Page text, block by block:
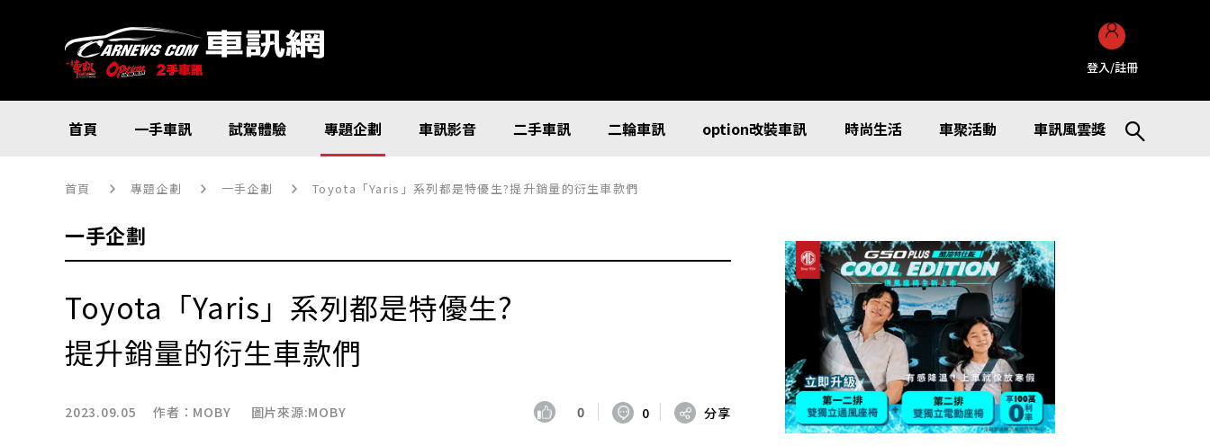
登入/註冊
首頁 一手車訊 試駕體驗 專題企劃 車訊影音 二手車訊 二輪車訊 option改裝車訊 時尚生活 車聚活動 車訊風雲獎
首頁 專題企劃 一手企劃 Toyota「Yaris」系列都是特優生?提升銷量的衍生車款們
一手企劃
Toyota「Yaris」系列都是特優生?
提升銷量的衍生車款們
2023.09.05 作者： MOBY 圖片來源:MOBY 0 0 分享